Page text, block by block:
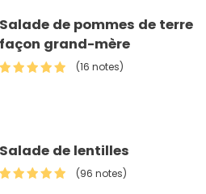
Salade de pommes de terre
façon grand-mère
(16 notes)
Salade de lentilles
(96 notes)